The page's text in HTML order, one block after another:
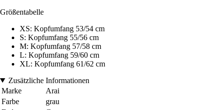
Größentabelle
XS: Kopfumfang 53/54 cm
S: Kopfumfang 55/56 cm
M: Kopfumfang 57/58 cm
L: Kopfumfang 59/60 cm
XL: Kopfumfang 61/62 cm
Zusätzliche Informationen
Marke
Arai
Farbe
grau